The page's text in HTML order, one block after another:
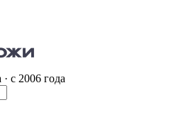
с 2006 года